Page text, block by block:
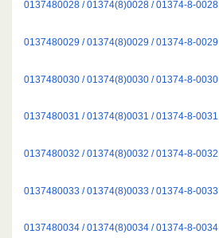
0137480028 / 01374(8)0028 / 01374-8-0028
0137480029 / 01374(8)0029 / 01374-8-0029
0137480030 / 01374(8)0030 / 01374-8-0030
0137480031 / 01374(8)0031 / 01374-8-0031
0137480032 / 01374(8)0032 / 01374-8-0032
0137480033 / 01374(8)0033 / 01374-8-0033
0137480034 / 01374(8)0034 / 01374-8-0034